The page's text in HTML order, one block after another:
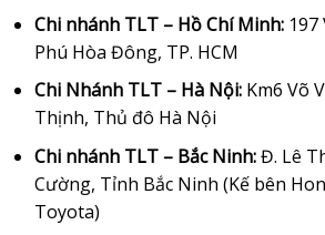
Chi nhánh TLT – Hồ Chí Minh:197
Phú Hòa Đông, TP. HCM
Chi Nhánh TLT – Hà Nội:Km6 Võ
Thịnh, Thủ đô Hà Nội
Chi nhánh TLT – Bắc Ninh:Đ. Lê
Cường, Tỉnh Bắc Ninh (Kế bên
Toyota)